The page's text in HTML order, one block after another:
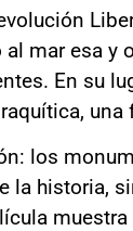
mar esa y
En su
una
los
la historia,